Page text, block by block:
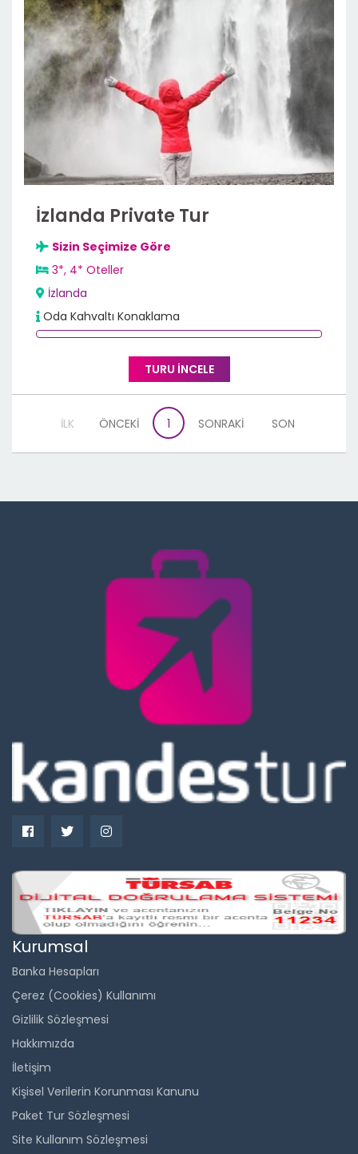
İzlanda Private Tur
Sizin Seçimize Göre
3*, 4* Oteller
İzlanda
Oda Kahvaltı Konaklama
TURU İNCELE
İLK ÖNCEKİ 1 SONRAKİ SON
Kurumsal
Banka Hesapları
Çerez (Cookies) Kullanımı
Gizlilik Sözleşmesi
Hakkımızda
İletişim
Kişisel Verilerin Korunması Kanunu
Paket Tur Sözleşmesi
Site Kullanım Sözleşmesi